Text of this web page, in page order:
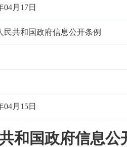
04月17日
民共和国政府信息公开条例
04月15日
和国政府信息公